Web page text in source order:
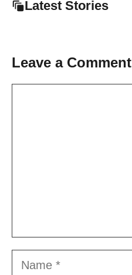
Latest Stories
Leave a Comment
Name